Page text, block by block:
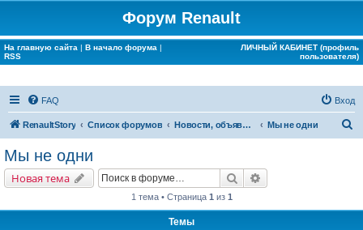
Форум Renault
На главную сайта | В начало форума |
RSS
ЛИЧНЫЙ КАБИНЕТ (профиль
пользователя)
FAQ Вход
RenaultStory Список форумов Новости, объявления, срочная информация Мы не одни
Мы не одни
Новая тема Поиск
1 тема • Страница 1 из 1
Темы